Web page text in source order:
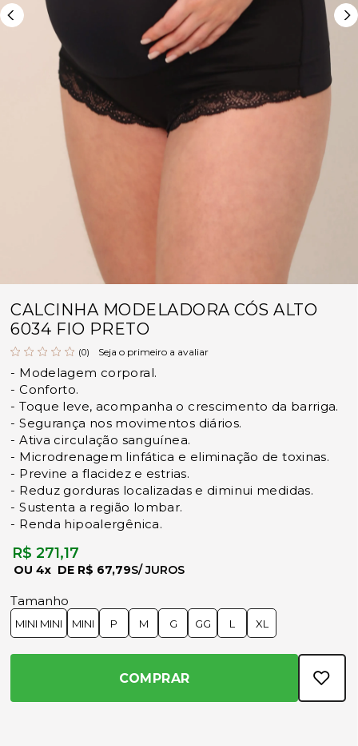
CALCINHA MODELADORA CÓS ALTO
6034 FIO PRETO
(0) Seja o primeiro a avaliar
- Modelagem corporal.
- Conforto.
- Toque leve, acompanha o crescimento da barriga.
- Segurança nos movimentos diários.
- Ativa circulação sanguínea.
- Microdrenagem linfática e eliminação de toxinas.
- Previne a flacidez e estrias.
- Reduz gorduras localizadas e diminui medidas.
- Sustenta a região lombar.
- Renda hipoalergênica.
R$ 271,17
4x R$ 67,79
Tamanho
MINI MINI MINI P M G GG L XL
COMPRAR